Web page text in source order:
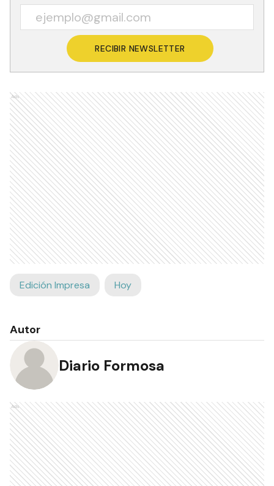
RECIBIR NEWSLETTER
Ads
Edición Impresa Hoy
Autor
Diario Formosa
Ads